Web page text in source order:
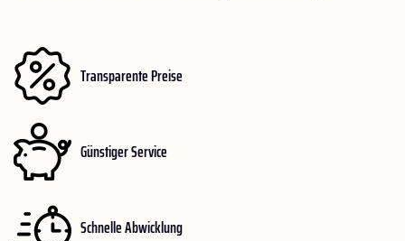
Transparente Preise
Günstiger Service
Schnelle Abwicklung